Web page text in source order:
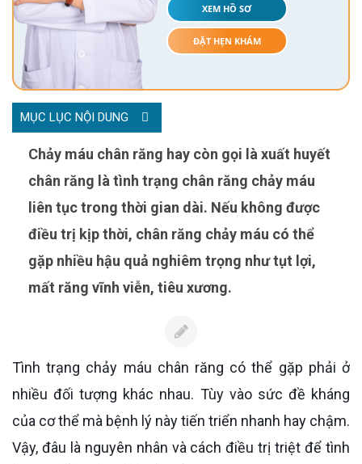
XEM HỒ SƠ
ĐẶT HẸN KHÁM
MỤC LỤC NỘI DUNG
Chảy máu chân răng hay còn gọi là xuất huyết
chân răng là tình trạng chân răng chảy máu
liên tục trong thời gian dài. Nếu không được
điều trị kịp thời, chân răng chảy máu có thể
gặp nhiều hậu quả nghiêm trọng như tụt lợi,
mất răng vĩnh viễn, tiêu xương.
Tình trạng chảy máu chân răng có thể gặp phải ở
nhiều đối tượng khác nhau. Tùy vào sức đề kháng
của cơ thể mà bệnh lý này tiến triển nhanh hay chậm.
Vậy, đâu là nguyên nhân và cách điều trị triệt để tình